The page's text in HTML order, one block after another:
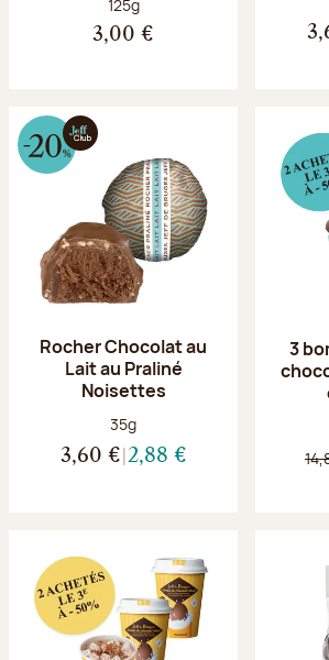
125g
3,00 €
Rocher Chocolat au
Lait au Praliné
Noisettes
Poids net :
35g
3,60 € 2,88 €
3